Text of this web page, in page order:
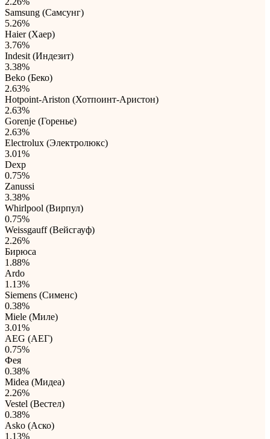
Samsung (Самсунг)
5.26%
Haier (Хаер)
3.76%
Indesit (Индезит)
3.38%
Beko (Беко)
2.63%
Hotpoint-Ariston (Хотпоинт-Аристон)
2.63%
Gorenje (Горенье)
2.63%
Electrolux (Электролюкс)
3.01%
Dexp
0.75%
Zanussi
3.38%
Whirlpool (Вирпул)
0.75%
Weissgauff (Вейсгауф)
2.26%
Бирюса
1.88%
Ardo
1.13%
Siemens (Сименс)
0.38%
Miele (Миле)
3.01%
AEG (АЕГ)
0.75%
Фея
0.38%
Midea (Мидеа)
2.26%
Vestel (Вестел)
0.38%
Asko (Аско)
1.13%